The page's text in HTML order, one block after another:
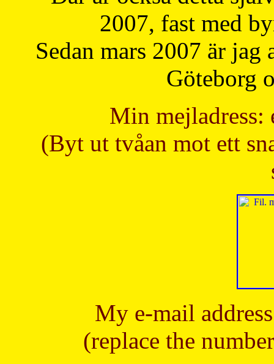
2007, fast med
Sedan mars 2007 är
Göteborg
Min mejladress:
(Byt ut tvåan mot ett
My e-mail
(replace the